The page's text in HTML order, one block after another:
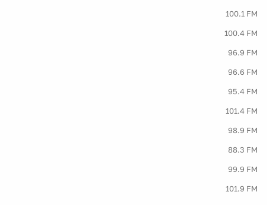
100.1 FM
100.4 FM
96.9 FM
96.6 FM
95.4 FM
101.4 FM
98.9 FM
88.3 FM
99.9 FM
101.9 FM